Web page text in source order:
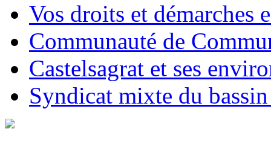
Vos droits et démarches
Communauté de
Castelsagrat et ses
Syndicat mixte du